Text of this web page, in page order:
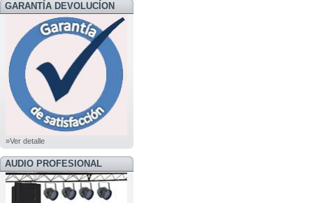
GARANTÍA DEVOLUCÍON
»Ver detalle
AUDIO PROFESIONAL